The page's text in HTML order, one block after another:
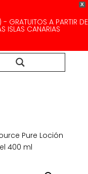
X
GRATUITOS A PARTIR DE
ISLAS CANARIAS
Pure Loción
400 ml